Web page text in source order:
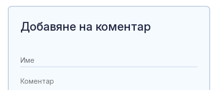
Добавяне на коментар